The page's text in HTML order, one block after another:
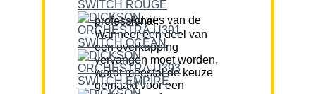
Advies van de professional:
Wanneer een deel van
een overkapping
vervangen moet worden,
wordt meestal de keuze
gemaakt voor een